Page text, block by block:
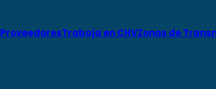
ProveedoresTrabaja en CHVZonas de